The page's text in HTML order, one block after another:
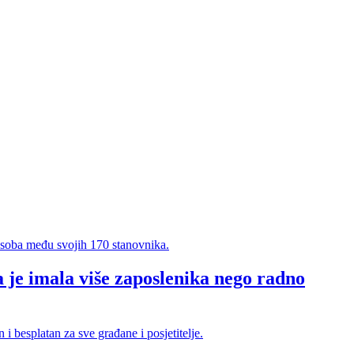
imala više zaposlenika nego radno